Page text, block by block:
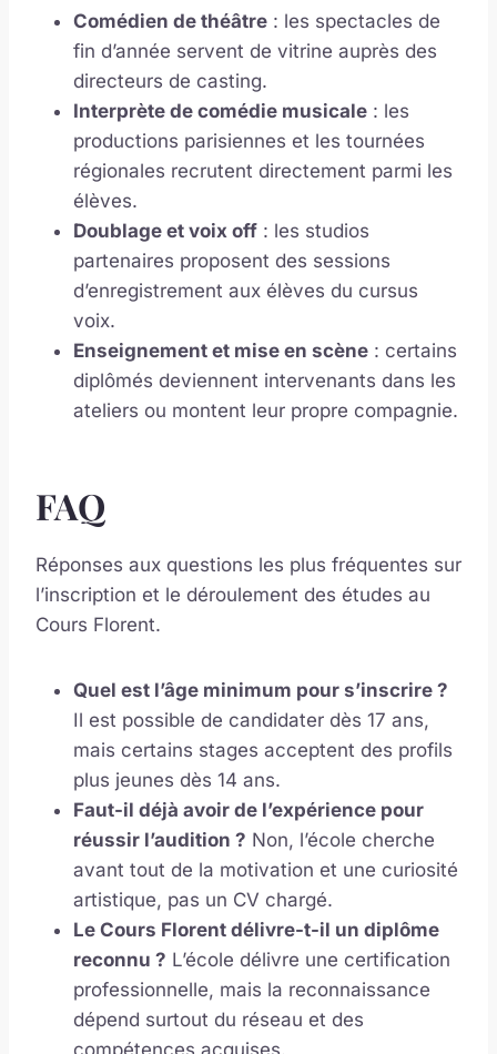
Comédien de théâtre : les spectacles de
fin d’année servent de vitrine auprès des
directeurs de casting.
Interprète de comédie musicale : les
productions parisiennes et les tournées
régionales recrutent directement parmi les
élèves.
Doublage et voix off : les studios
partenaires proposent des sessions
d’enregistrement aux élèves du cursus
voix.
Enseignement et mise en scène : certains
diplômés deviennent intervenants dans les
ateliers ou montent leur propre compagnie.
FAQ
Réponses aux questions les plus fréquentes sur
l’inscription et le déroulement des études au
Cours Florent.
Quel est l’âge minimum pour s’inscrire ?
Il est possible de candidater dès 17 ans,
mais certains stages acceptent des profils
plus jeunes dès 14 ans.
Faut-il déjà avoir de l’expérience pour
réussir l’audition ? Non, l’école cherche
avant tout de la motivation et une curiosité
artistique, pas un CV chargé.
Le Cours Florent délivre-t-il un diplôme
reconnu ? L’école délivre une certification
professionnelle, mais la reconnaissance
dépend surtout du réseau et des